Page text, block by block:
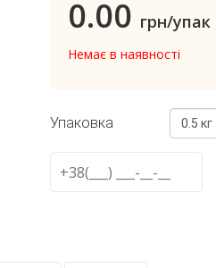
0.00 грн/упак
Немає в наявності
Упаковка 0.5 кг